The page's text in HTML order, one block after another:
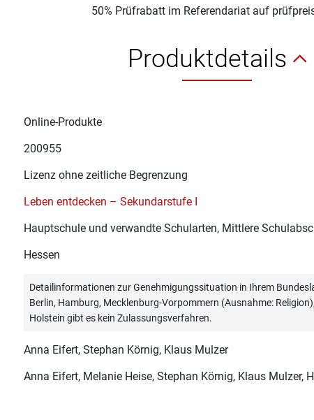
50% Prüfrabatt im Referendariat auf
Produktdetails
Online-Produkte
200955
Lizenz ohne zeitliche Begrenzung
Leben entdecken – Sekundarstufe I
Hauptschule und verwandte Schularten, Mittlere
Hessen
Detailinformationen zur Genehmigungssituation in Ihrem
Berlin, Hamburg, Mecklenburg-Vorpommern (Ausnahme:
Holstein gibt es kein Zulassungsverfahren.
Anna Eifert, Stephan Körnig, Klaus Mulzer
Anna Eifert, Melanie Heise, Stephan Körnig, Klaus Mulzer,